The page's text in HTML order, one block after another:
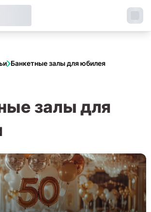
Банкетные залы для юбилея
залы для